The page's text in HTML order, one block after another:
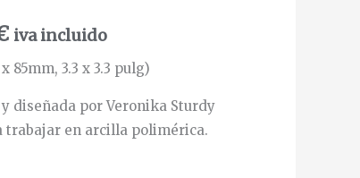
iva incluido
85mm, 3.3 x 3.3 pulg)
diseñada por Veronika Sturdy
trabajar en arcilla polimérica.